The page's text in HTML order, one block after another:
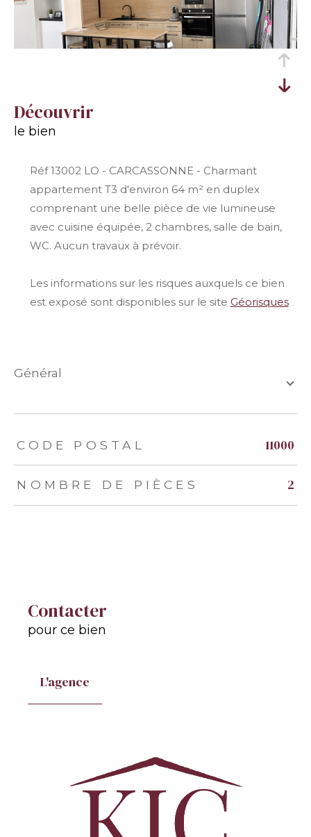
découvrir
le bien
Réf 13002 LO - CARCASSONNE - Charmant
appartement T3 d'environ 64 m² en duplex
comprenant une belle pièce de vie lumineuse
avec cuisine équipée, 2 chambres, salle de bain,
WC. Aucun travaux à prévoir.
Les informations sur les risques auxquels ce bien
est exposé sont disponibles sur le site Géorisques
général
TRAD_ZEPHYR_Caracteristique TRAD_ZEPHYR_Valeurs
CODE POSTAL 11000
NOMBRE DE PIÈCES 2
Contacter
pour ce bien
L'agence